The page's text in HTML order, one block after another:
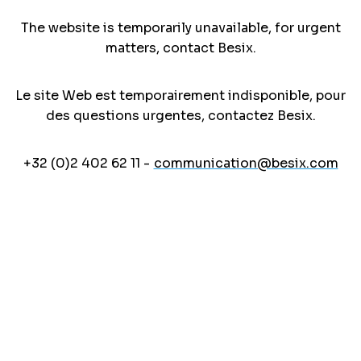
The website is temporarily unavailable, for urgent
matters, contact Besix.
Le site Web est temporairement indisponible, pour
des questions urgentes, contactez Besix.
+32 (0)2 402 62 11 - communication@besix.com